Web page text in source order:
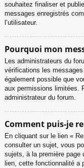
souhaitez finaliser et
messages enregistrés
l’utilisateur.
Pourquoi mon
Les administrateurs du
vérifications les
également possible que
aux permissions limitées.
administrateur du forum.
Comment puis-je
En cliquant sur le lien «
consulter un sujet, vous
sujets, à la première page
lien, cette fonctionnalité a